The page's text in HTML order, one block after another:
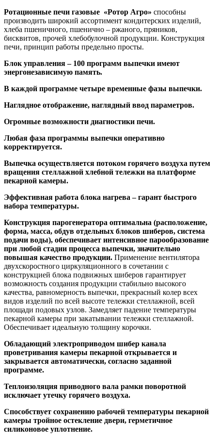
Ротационные печи газовые «Ротор Агро» способны
производить широкий ассортимент кондитерских изделий,
хлеба пшеничного, пшенично – ржаного, пряников,
бисквитов, прочей хлебобулочной продукции. Конструкция
печи, принцип работы предельно просты.
Блок управления – 100 программ выпечки имеют
энергонезависимую память.
В каждой программе четыре временные фазы выпечки.
Наглядное отображение, наглядный ввод параметров.
Огромные возможности диагностики печи.
Любая фаза программы выпечки оперативно
корректируется.
Выпечка осуществляется потоком горячего воздуха путем
вращения стеллажной хлебной тележки на платформе
пекарной камеры.
Эффективная работа блока нагрева – гарант быстрого
набора температуры.
Конструкция парогенератора оптимальна (расположение,
форма, масса, обдув отдельных блоков шиберов, система
подачи воды), обеспечивает интенсивное парообразование
при любой стадии процесса выпечки, значительно
повышая качество продукции. Применение вентилятора
двухскоростного циркуляционного в сочетании с
конструкцией блока подвижных шиберов гарантирует
возможность создания продукции стабильно высокого
качества, равномерность выпечки, прекрасный колер всех
видов изделий по всей высоте тележки стеллажной, всей
площади подовых узлов. Замедляет падение температуры
пекарной камеры при закатывании тележки стеллажной.
Обеспечивает идеальную толщину корочки.
Обладающий электроприводом шибер канала
проветривания камеры пекарной открывается и
закрывается автоматически, согласно заданной
программе.
Теплоизоляция приводного вала рамки поворотной
исключает утечку горячего воздуха.
Способствует сохранению рабочей температуры пекарной
камеры тройное остекление двери, герметичное
силиконовое уплотнение.